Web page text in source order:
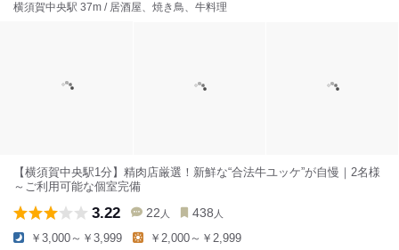
横須賀中央駅 37m / 居酒屋、焼き鳥、牛料理
【横須賀中央駅1分】精肉店厳選！新鮮な“合法牛ユッケ”が自慢｜2名様
～ご利用可能な個室完備
3.22 22 人 438 人
￥3,000～￥3,999 ￥2,000～￥2,999